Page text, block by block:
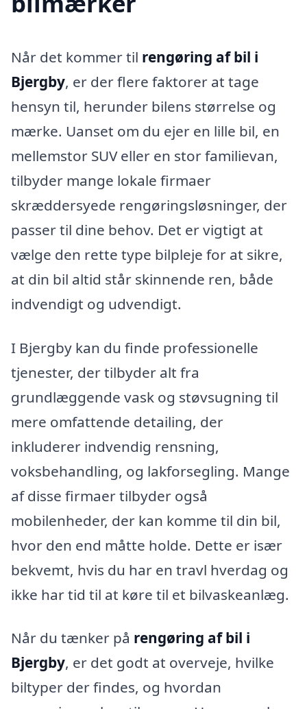
Når det kommer til rengøring af bil i
Bjergby, er der flere faktorer at tage
hensyn til, herunder bilens størrelse og
mærke. Uanset om du ejer en lille bil, en
mellemstor SUV eller en stor familievan,
tilbyder mange lokale firmaer
skræddersyede rengøringsløsninger, der
passer til dine behov. Det er vigtigt at
vælge den rette type bilpleje for at sikre,
at din bil altid står skinnende ren, både
indvendigt og udvendigt.
I Bjergby kan du finde professionelle
tjenester, der tilbyder alt fra
grundlæggende vask og støvsugning til
mere omfattende detailing, der
inkluderer indvendig rensning,
voksbehandling, og lakforsegling. Mange
af disse firmaer tilbyder også
mobilenheder, der kan komme til din bil,
hvor den end måtte holde. Dette er især
bekvemt, hvis du har en travl hverdag og
ikke har tid til at køre til et bilvaskeanlæg.
Når du tænker på rengøring af bil i
Bjergby, er det godt at overveje, hvilke
biltyper der findes, og hvordan